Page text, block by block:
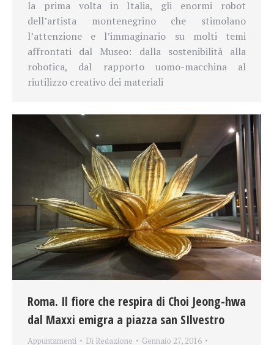
la prima volta in Italia, gli enormi robot
dell’artista montenegrino che stimolano
l’attenzione e l’immaginario su molti temi
affrontati dal Museo: dalla sostenibilità alla
robotica, dal rapporto uomo-macchina al
riutilizzo creativo dei materiali
Roma. Il fiore che respira di Choi Jeong-hwa
dal Maxxi emigra a piazza san SIlvestro
Appuntamenti Di Redazione
Gennaio 27, 2016